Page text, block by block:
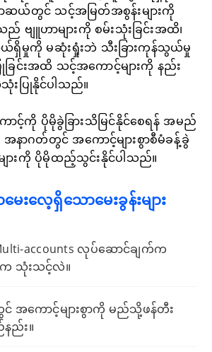
ဆယ်တွင် သင့်အမြတ်အစွန်းများကို
ဗျူဟာများကို စမ်းသုံးခြင်းအထိ၊
ယ်ရှိမှုကို မဆုံးရှုံးဘဲ သီးခြားကုန်သွယ်မှု
ခြင်းအထိ သင့်အကောင့်များကို နည်း
သုံးပြုနိုင်ပါသည်။
င့်ကို ပိုမိုခွဲခြားသိမြင်နိုင်စေရန် အမည်
အနာဂတ်တွင် အကောင့်များစွာစီမံခန့်ခွဲ
ျားကို ပိုမိုထည့်သွင်းနိုင်ပါသည်။
ေးလေ့ရှိသောမေးခွန်းများ
accounts လုပ်ဆောင်ချက်က
သုံးသင့်လဲ။
င် အကောင့်များစွာကို မည်သို့ဖန်တီး
နည်း။